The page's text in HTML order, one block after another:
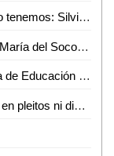
Representamos a la ciudadanía, sueldo no tenemos: Silvia Olvera Azuara
Recibió la Presea Plan de San Luis 2018, María del Socorro Vázquez
Vinculación entre COPARMEX, Secretaria de Educación y Empresa para capacitar en el campo laboral a estudiantes universitarios
Municipio invita a la comunidad, a no caer en pleitos ni divisiones, tras incendio en Tamazunchale